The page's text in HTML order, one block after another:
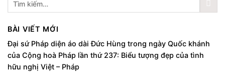
BÀI VIẾT MỚI
Đại sứ Pháp diện áo dài Đức Hùng trong ngày Quốc khánh
của Cộng hoà Pháp lần thứ 237: Biểu tượng đẹp của tình
hữu nghị Việt – Pháp